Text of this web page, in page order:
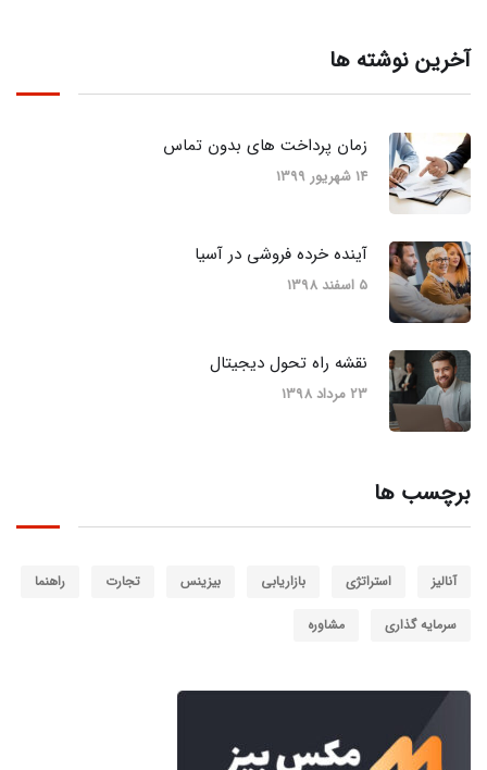
آخرین نوشته ها
زمان پرداخت های بدون تماس
14 شهریور 1399
آینده خرده فروشی در آسیا
5 اسفند 1398
نقشه راه تحول دیجیتال
23 مرداد 1398
برچسب ها
آنالیز استراتژی بازاریابی بیزینس تجارت راهنما
سرمایه گذاری مشاوره